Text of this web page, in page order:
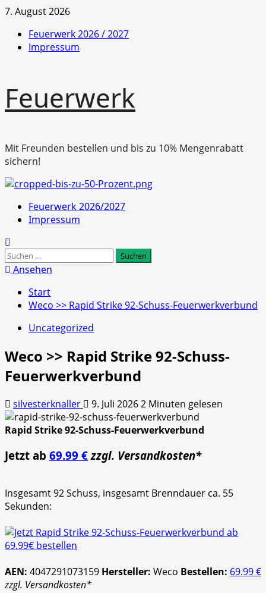
Zum
springen
7. August 2026
Feuerwerk 2026 / 2027
Impressum
Feuerwerk
Mit Freunden bestellen und bis zu 10% Mengenrabatt
sichern!
Primäres
Menü
Feuerwerk 2026/2027
Impressum
Suchen
nach:
Ansehen
Start
Weco >> Rapid Strike 92-Schuss-Feuerwerkverbund
Uncategorized
Weco >> Rapid Strike 92-Schuss-
Feuerwerkverbund
silvesterknaller 9. Juli 20262 Minuten gelesen
Rapid Strike 92-Schuss-Feuerwerkverbund
Jetzt ab 69.99 € zzgl. Versandkosten*
Insgesamt 92 Schuss, insgesamt Brenndauer ca. 55
Sekunden:
AEN: 4047291073159 Hersteller: Weco Bestellen: 69.99 €
zzgl. Versandkosten*